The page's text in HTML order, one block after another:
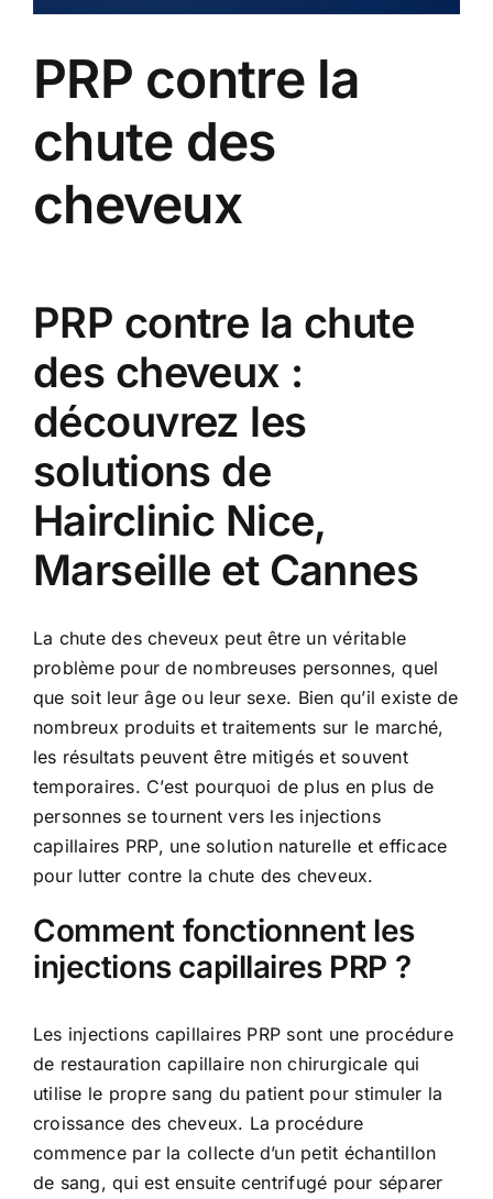
PRP contre la
chute des
cheveux
PRP contre la chute
des cheveux :
découvrez les
solutions de
Hairclinic Nice,
Marseille et Cannes
La chute des cheveux peut être un véritable
problème pour de nombreuses personnes, quel
que soit leur âge ou leur sexe. Bien qu’il existe de
nombreux produits et traitements sur le marché,
les résultats peuvent être mitigés et souvent
temporaires. C’est pourquoi de plus en plus de
personnes se tournent vers les injections
capillaires PRP, une solution naturelle et efficace
pour lutter contre la chute des cheveux.
Comment fonctionnent les
injections capillaires PRP ?
Les injections capillaires PRP sont une procédure
de restauration capillaire non chirurgicale qui
utilise le propre sang du patient pour stimuler la
croissance des cheveux. La procédure
commence par la collecte d’un petit échantillon
de sang, qui est ensuite centrifugé pour séparer